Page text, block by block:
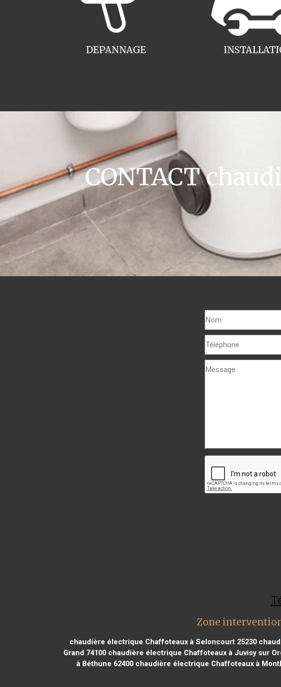
DEPANNAGE
CONTACT
Zone
chaudière électrique Chaffoteaux à Seloncourt 25230
Grand 74100 chaudière électrique Chaffoteaux à Juvisy sur
à Béthune 62400 chaudière électrique Chaffoteaux à